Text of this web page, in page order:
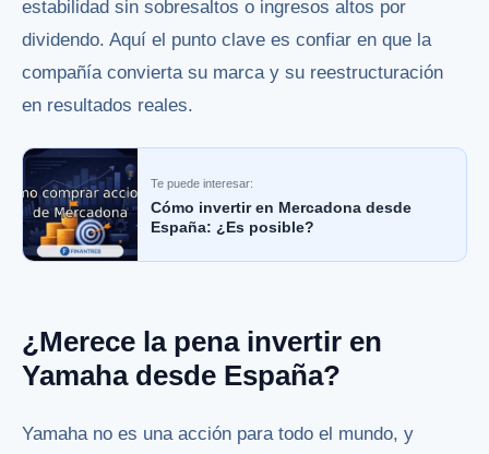
estabilidad sin sobresaltos o ingresos altos por
dividendo. Aquí el punto clave es confiar en que la
compañía convierta su marca y su reestructuración
en resultados reales.
Te puede interesar:
Cómo invertir en Mercadona desde
España: ¿Es posible?
¿Merece la pena invertir en
Yamaha desde España?
Yamaha no es una acción para todo el mundo, y